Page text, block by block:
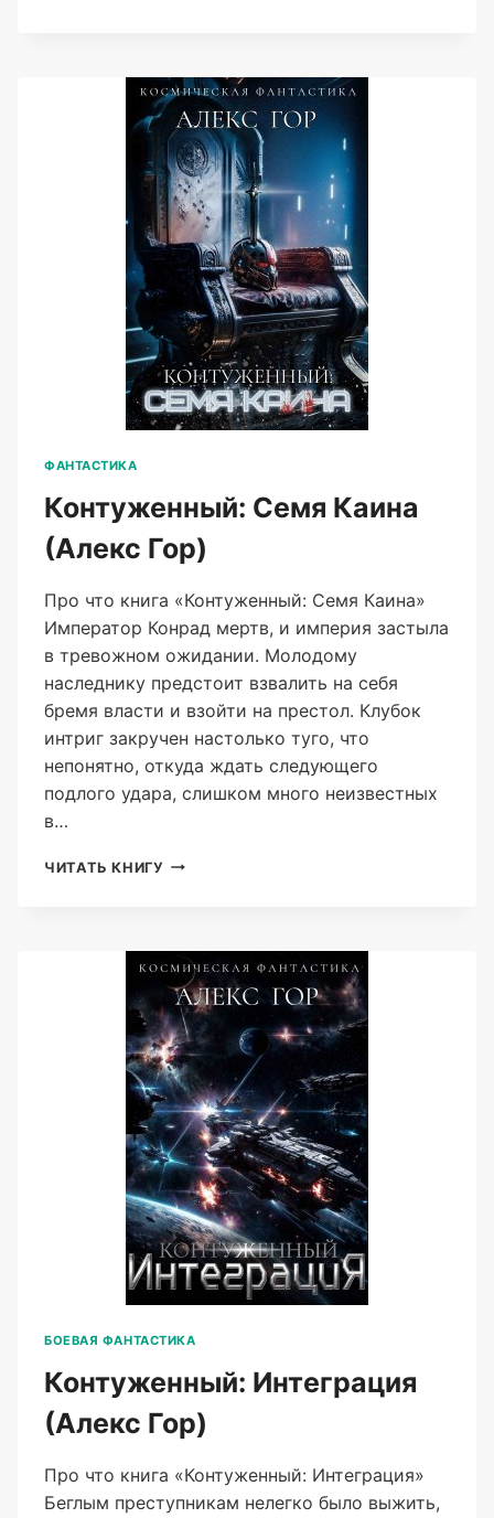
ФАНТАСТИКА
Контуженный: Семя Каина
(Алекс Гор)
Про что книга «Контуженный: Семя Каина»
Император Конрад мертв, и империя застыла
в тревожном ожидании. Молодому
наследнику предстоит взвалить на себя
бремя власти и взойти на престол. Клубок
интриг закручен настолько туго, что
непонятно, откуда ждать следующего
подлого удара, слишком много неизвестных
в…
ЧИТАТЬ КНИГУ КОНТУЖЕННЫЙ:
ГОР)
БОЕВАЯ ФАНТАСТИКА
Контуженный: Интеграция
(Алекс Гор)
Про что книга «Контуженный: Интеграция»
Беглым преступникам нелегко было выжить,